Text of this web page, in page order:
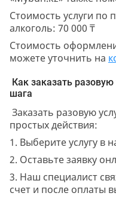
Стоимость услуги по
алкоголь: 70 000 ₸
Стоимость
можете уточнить на
Как заказать
шага
Заказать разовую
простых действия:
1. Выберите услугу в
2. Оставьте заявку
3. Наш специалист
счет и после оплаты